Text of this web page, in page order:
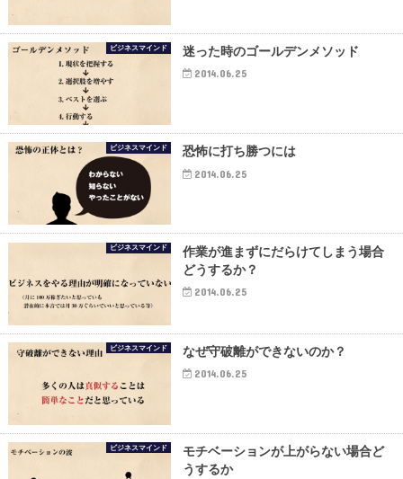
ビジネスマインド 迷った時のゴールデンメソッド
2014.06.25
ビジネスマインド 恐怖に打ち勝つには
2014.06.25
ビジネスマインド
作業が進まずにだらけてしまう場合
どうするか？
2014.06.25
ビジネスマインド なぜ守破離ができないのか？
2014.06.25
ビジネスマインド
モチベーションが上がらない場合ど
うするか